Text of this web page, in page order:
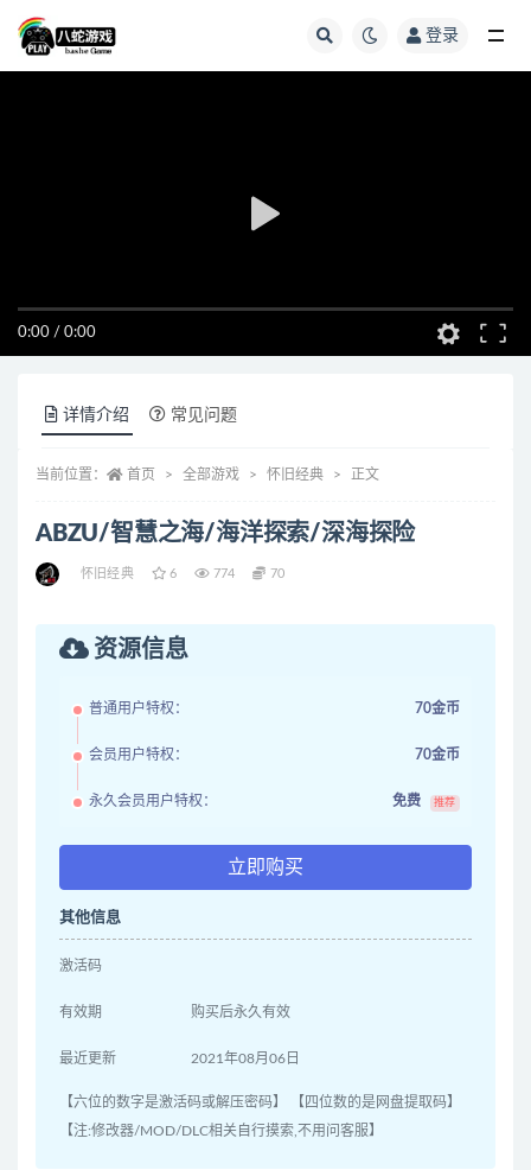
登录
0:00 / 0:00
详情介绍 常见问题
当前位置： 首页 全部游戏 怀旧经典 正文
ABZU/智慧之海/海洋探索/深海探险
怀旧经典 6 774 70
资源信息
普通用户特权： 70金币
会员用户特权： 70金币
永久会员用户特权： 免费 推荐
立即购买
其他信息
激活码
有效期 购买后永久有效
最近更新 2021年08月06日
【六位的数字是激活码或解压密码】 【四位数的是网盘提取码】
【注:修改器/MOD/DLC相关自行摸索,不用问客服】